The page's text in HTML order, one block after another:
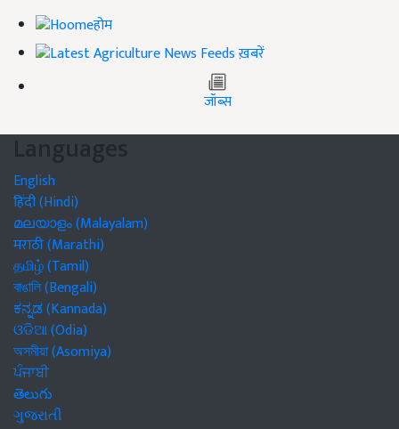
होम
ख़बरें
जॉब्स
Languages
English
हिंदी (Hindi)
മലയാളം (Malayalam)
मराठी (Marathi)
தமிழ் (Tamil)
বাঙালি (Bengali)
ಕನ್ನಡ (Kannada)
ଓଡିଆ (Odia)
অসমীয়া (Asomiya)
ਪੰਜਾਬੀ
తెలుగు
ગુજરાતી